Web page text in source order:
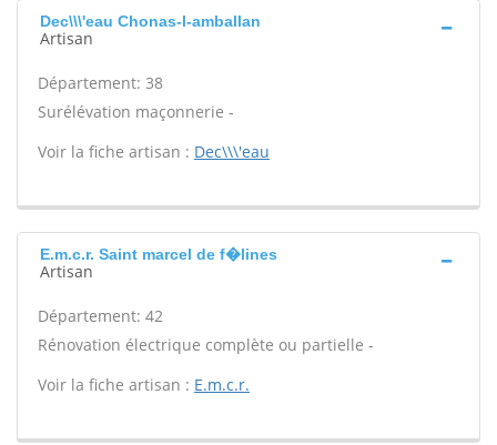
Dec\\\'eau Chonas-l-amballan
Artisan
Département: 38
Surélévation maçonnerie -
Voir la fiche artisan : Dec\\\'eau
E.m.c.r. Saint marcel de f�lines
Artisan
Département: 42
Rénovation électrique complète ou partielle -
Voir la fiche artisan : E.m.c.r.